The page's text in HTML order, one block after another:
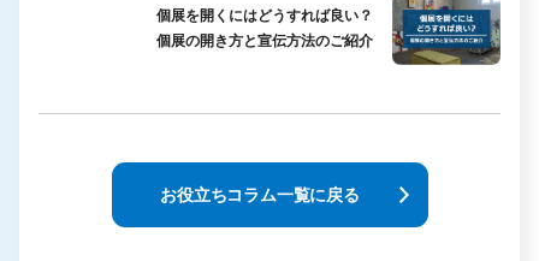
個展を開くにはどうすれば良い？
個展の開き方と宣伝方法のご紹介
お役立ちコラム一覧に戻る